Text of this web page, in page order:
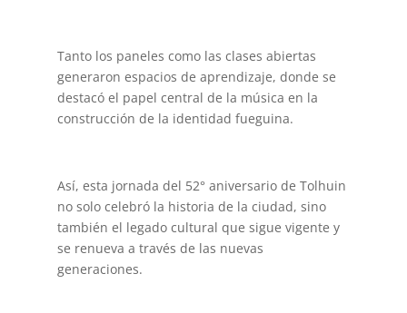
Tanto los paneles como las clases abiertas
generaron espacios de aprendizaje, donde se
destacó el papel central de la música en la
construcción de la identidad fueguina.
Así, esta jornada del 52° aniversario de Tolhuin
no solo celebró la historia de la ciudad, sino
también el legado cultural que sigue vigente y
se renueva a través de las nuevas
generaciones.